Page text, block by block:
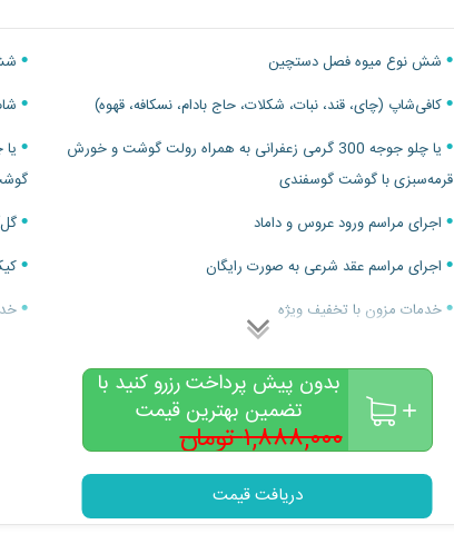
شش نوع میوه فصل دستچین
کافی‌شاپ (چای، قند، نبات، شکلات، حاج بادام، نسکافه، قهوه)
یا چلو جوجه 300 گرمی زعفرانی به همراه رولت گوشت و خورش
قرمه‌سبزی با گوشت گوسفندی
اجرای مراسم ورود عروس و داماد
اجرای مراسم عقد شرعی به صورت رایگان
خدمات مزون با تخفیف ویژه
بدون پیش پرداخت رزرو کنید با
تضمین بهترین قیمت
۱,۸۸۸,۰۰۰ تومان
۹۸۸,۰۰۰تومان
دریافت قیمت